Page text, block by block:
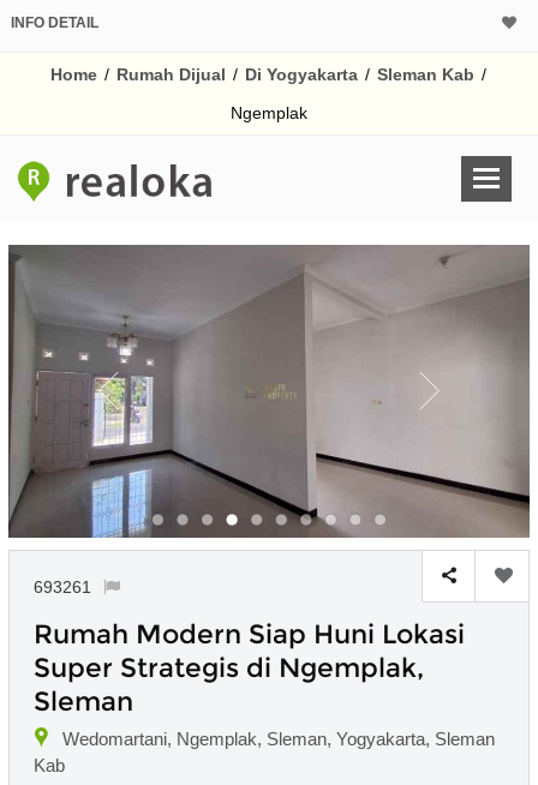
INFO DETAIL
Home / Rumah Dijual / Di Yogyakarta / Sleman Kab /
Ngemplak
693261
Rumah Modern Siap Huni Lokasi
Super Strategis di Ngemplak,
Sleman
Wedomartani, Ngemplak, Sleman, Yogyakarta, Sleman
Kab
Harga Rp
% /th
pada kotak-